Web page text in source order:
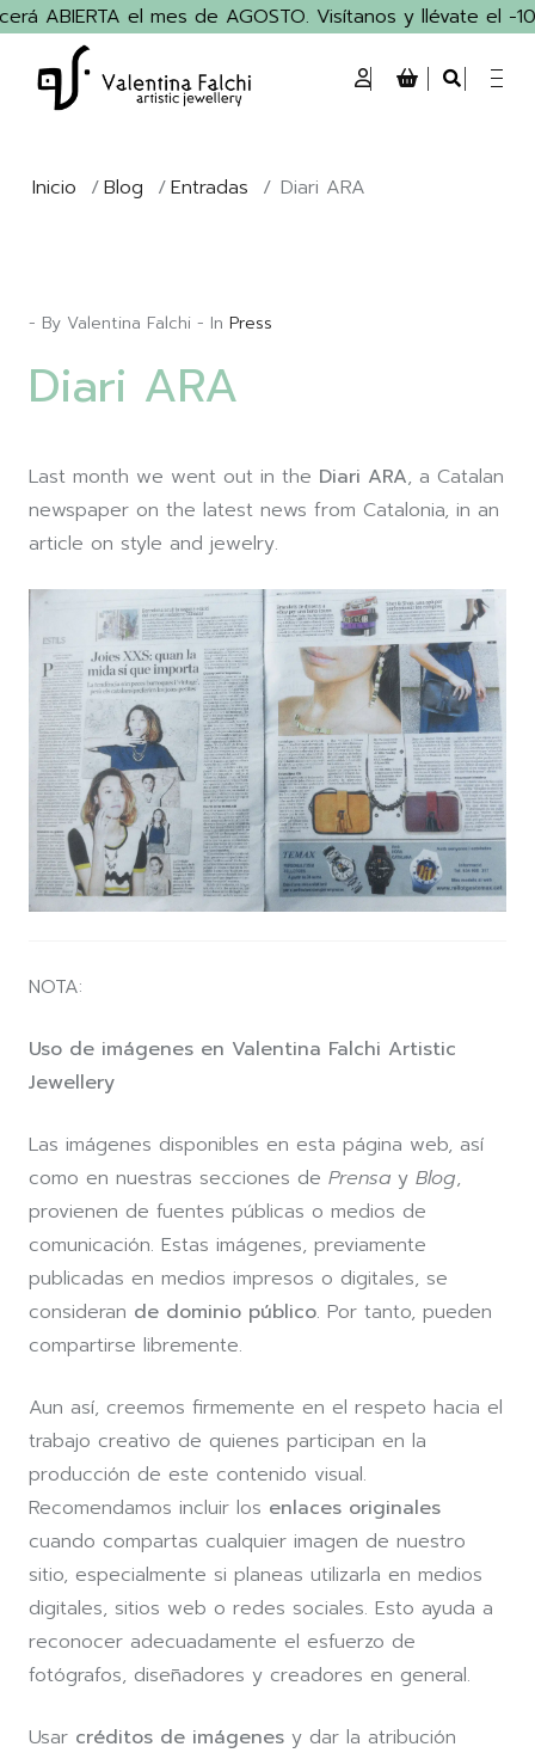
ABIERTA el mes de AGOSTO. Visítanos y llévate el
Inicio /Blog /Entradas / Diari ARA
- By Valentina Falchi - In Press
Diari ARA
Last month we went out in the Diari ARA, a Catalan
newspaper on the latest news from Catalonia, in an
article on style and jewelry.
NOTA:
Uso de imágenes en Valentina Falchi Artistic
Jewellery
Las imágenes disponibles en esta página web, así
como en nuestras secciones de Prensa y Blog,
provienen de fuentes públicas o medios de
comunicación. Estas imágenes, previamente
publicadas en medios impresos o digitales, se
consideran de dominio público. Por tanto, pueden
compartirse libremente.
Aun así, creemos firmemente en el respeto hacia el
trabajo creativo de quienes participan en la
producción de este contenido visual.
Recomendamos incluir los enlaces originales
cuando compartas cualquier imagen de nuestro
sitio, especialmente si planeas utilizarla en medios
digitales, sitios web o redes sociales. Esto ayuda a
reconocer adecuadamente el esfuerzo de
fotógrafos, diseñadores y creadores en general.
Usar créditos de imágenes y dar la atribución